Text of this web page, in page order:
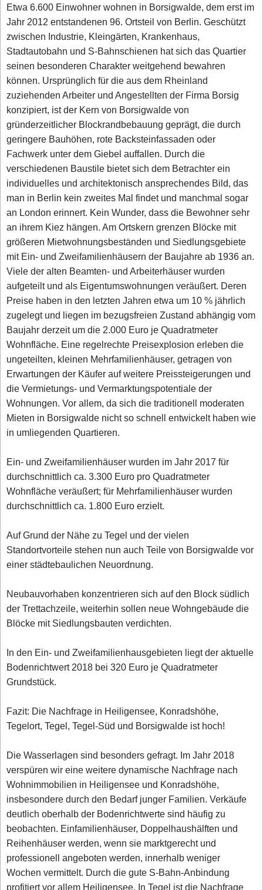
Etwa 6.600 Einwohner wohnen in Borsigwalde, dem erst im
Jahr 2012 entstandenen 96. Ortsteil von Berlin. Geschützt
zwischen Industrie, Kleingärten, Krankenhaus,
Stadtautobahn und S-Bahnschienen hat sich das Quartier
seinen besonderen Charakter weitgehend bewahren
können. Ursprünglich für die aus dem Rheinland
zuziehenden Arbeiter und Angestellten der Firma Borsig
konzipiert, ist der Kern von Borsigwalde von
gründerzeitlicher Blockrandbebauung geprägt, die durch
geringere Bauhöhen, rote Backsteinfassaden oder
Fachwerk unter dem Giebel auffallen. Durch die
verschiedenen Baustile bietet sich dem Betrachter ein
individuelles und architektonisch ansprechendes Bild, das
man in Berlin kein zweites Mal findet und manchmal sogar
an London erinnert. Kein Wunder, dass die Bewohner sehr
an ihrem Kiez hängen. Am Ortskern grenzen Blöcke mit
größeren Mietwohnungsbeständen und Siedlungsgebiete
mit Ein- und Zweifamilienhäusern der Baujahre ab 1936 an.
Viele der alten Beamten- und Arbeiterhäuser wurden
aufgeteilt und als Eigentumswohnungen veräußert. Deren
Preise haben in den letzten Jahren etwa um 10 % jährlich
zugelegt und liegen im bezugsfreien Zustand abhängig vom
Baujahr derzeit um die 2.000 Euro je Quadratmeter
Wohnfläche. Eine regelrechte Preisexplosion erleben die
ungeteilten, kleinen Mehrfamilienhäuser, getragen von
Erwartungen der Käufer auf weitere Preissteigerungen und
die Vermietungs- und Vermarktungspotentiale der
Wohnungen. Vor allem, da sich die traditionell moderaten
Mieten in Borsigwalde nicht so schnell entwickelt haben wie
in umliegenden Quartieren.
Ein- und Zweifamilienhäuser wurden im Jahr 2017 für
durchschnittlich ca. 3.300 Euro pro Quadratmeter
Wohnfläche veräußert; für Mehrfamilienhäuser wurden
durchschnittlich ca. 1.800 Euro erzielt.
Auf Grund der Nähe zu Tegel und der vielen
Standortvorteile stehen nun auch Teile von Borsigwalde vor
einer städtebaulichen Neuordnung.
Neubauvorhaben konzentrieren sich auf den Block südlich
der Trettachzeile, weiterhin sollen neue Wohngebäude die
Blöcke mit Siedlungsbauten verdichten.
In den Ein- und Zweifamilienhausgebieten liegt der aktuelle
Bodenrichtwert 2018 bei 320 Euro je Quadratmeter
Grundstück.
Fazit: Die Nachfrage in Heiligensee, Konradshöhe,
Tegelort, Tegel, Tegel-Süd und Borsigwalde ist hoch!
Die Wasserlagen sind besonders gefragt. Im Jahr 2018
verspüren wir eine weitere dynamische Nachfrage nach
Wohnimmobilien in Heiligensee und Konradshöhe,
insbesondere durch den Bedarf junger Familien. Verkäufe
deutlich oberhalb der Bodenrichtwerte sind häufig zu
beobachten. Einfamilienhäuser, Doppelhaushälften und
Reihenhäuser werden, wenn sie marktgerecht und
professionell angeboten werden, innerhalb weniger
Wochen vermittelt. Durch die gute S-Bahn-Anbindung